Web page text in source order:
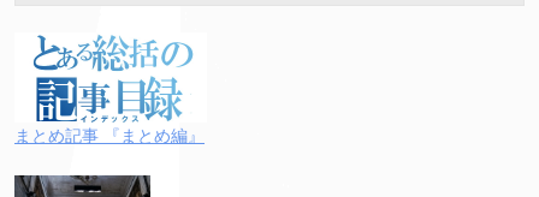
まとめ記事 『まとめ編』